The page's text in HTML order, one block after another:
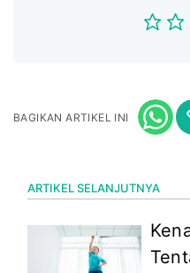
BAGIKAN ARTIKEL INI
ARTIKEL SELANJUTNYA